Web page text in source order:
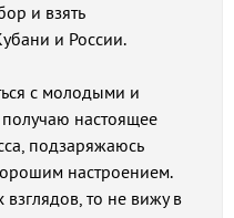
и взять
и России.
с молодыми и
настоящее
подзаряжаюсь
настроением.
то не вижу в